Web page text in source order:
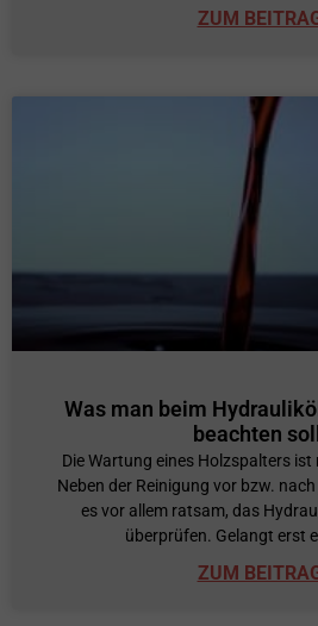
ZUM
Was man beim
beachten
Die Wartung eines Holzspalters
Neben der Reinigung vor bzw.
es vor allem ratsam, das
überprüfen. Gelangt erst
ZUM